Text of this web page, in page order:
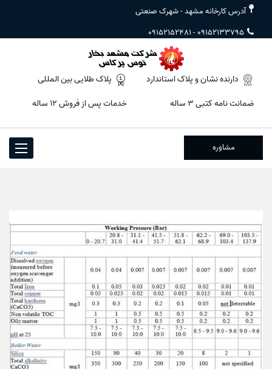
آدرس کارخانه مشهد - شهرک صنعتی
09152133795
-
09152152481
دارنده نشان و پلاک استاندارد
ضمانت نامه کتبی ۳ ساله
پلاک طلایی بین المللی
خدمات پس از فروش ۱۲ ساله
Toggle
مشاوره